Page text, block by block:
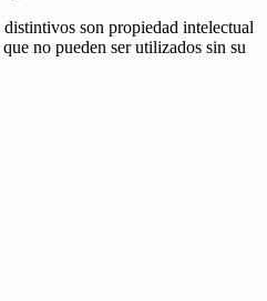
son propiedad intelectual
no pueden ser utilizados sin su